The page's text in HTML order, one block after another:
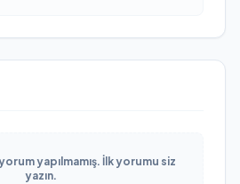
yapılmamış. İlk yorumu siz
yazın.